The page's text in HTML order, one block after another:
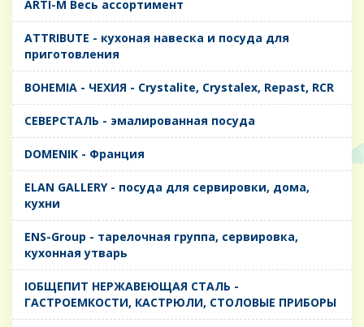
ARTI-M Весь ассортимент
ATTRIBUTE - кухоная навеска и посуда для
приготовления
BOHEMIA - ЧЕХИЯ - Crystalite, Crystalex, Repast, RCR
CЕВЕРСТАЛЬ - эмалированная посуда
DOMENIK - Франция
ELAN GALLERY - посуда для сервировки, дома,
кухни
ENS-Group - тарелочная группа, сервировка,
кухонная утварь
IОБЩЕПИТ НЕРЖАВЕЮЩАЯ СТАЛЬ -
ГАСТРОЕМКОСТИ, КАСТРЮЛИ, СТОЛОВЫЕ ПРИБОРЫ